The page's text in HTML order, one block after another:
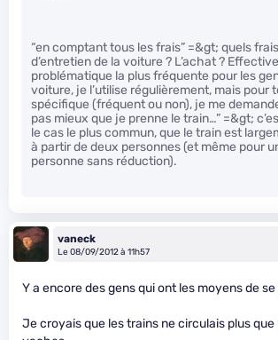
“en comptant tous les frais” =&gt; quels
d’entretien de la voiture ? L’achat ?
problématique la plus fréquente pour les
voiture, je l’utilise régulièrement, mais pour
spécifique (fréquent ou non), je me
pas mieux que je prenne le train…” =&gt;
le cas le plus commun, que le train est
à partir de deux personnes (et même pour
personne sans réduction).
vaneck
Le 08/09/2012 à 11h57
Y a encore des gens qui ont les moyens de se
Je croyais que les trains ne circulais plus